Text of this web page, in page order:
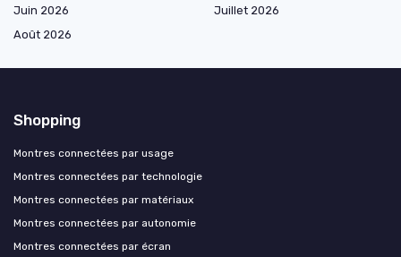
Juin 2026
Juillet 2026
Août 2026
Shopping
Montres connectées par usage
Montres connectées par technologie
Montres connectées par matériaux
Montres connectées par autonomie
Montres connectées par écran